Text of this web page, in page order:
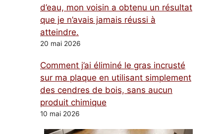
d’eau, mon voisin a obtenu un résultat
que je n’avais jamais réussi à
atteindre.
20 mai 2026
Comment j’ai éliminé le gras incrusté
sur ma plaque en utilisant simplement
des cendres de bois, sans aucun
produit chimique
10 mai 2026